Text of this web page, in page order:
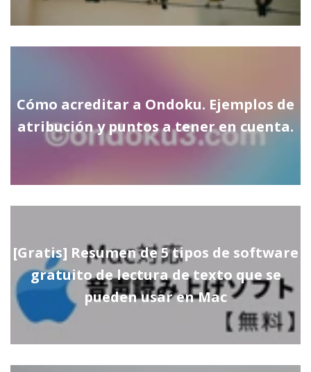
Cómo acreditar a Ondoku. Ejemplos de
atribución y puntos a tener en cuenta.
[Gratis] Resumen de 5 tipos de software
gratuito de lectura de texto que se
pueden usar en Mac